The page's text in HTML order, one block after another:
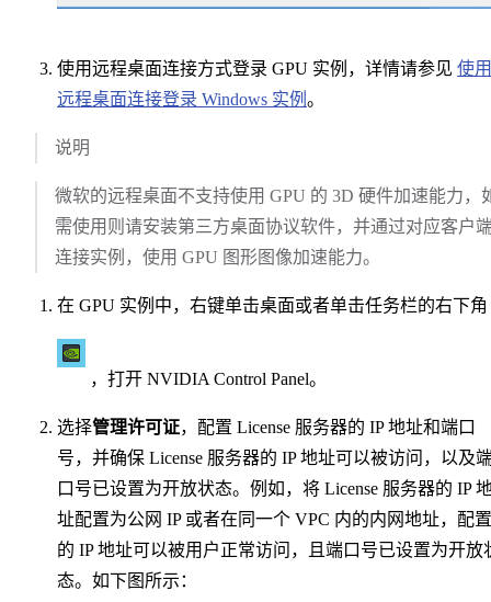
使用远程桌面连接方式登录 GPU 实例，详情请参见 使用
远程桌面连接登录 Windows 实例 。
说明
微软的远程桌面不支持使用 GPU 的 3D 硬件加速能力，
需使用则请安装第三方桌面协议软件，并通过对应客户
连接实例，使用 GPU 图形图像加速能力。
在 GPU 实例中，右键单击桌面或者单击任务栏的右下角
，打开 NVIDIA Control Panel。
选择管理许可证，配置 License 服务器的 IP 地址和端口
号，并确保 License 服务器的 IP 地址可以被访问，以及
口号已设置为开放状态。例如，将 License 服务器的 IP
址配置为公网 IP 或者在同一个 VPC 内的内网地址，配置
的 IP 地址可以被用户正常访问，且端口号已设置为开放
态。如下图所示：